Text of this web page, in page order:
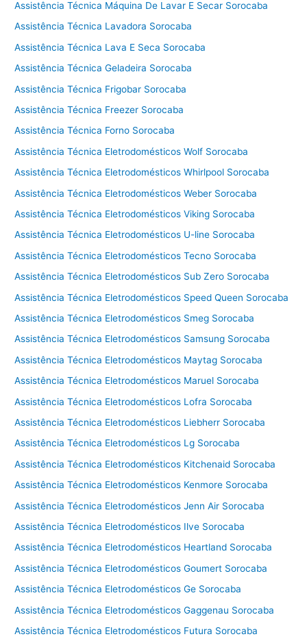
n
a
V
i
n
C
o
t
a
Assistência Técnica Máquina De Lavar E Secar Sorocaba
Assistência Técnica Lavadora Sorocaba
Assistência Técnica Lava E Seca Sorocaba
Assistência Técnica Geladeira Sorocaba
Assistência Técnica Frigobar Sorocaba
Assistência Técnica Freezer Sorocaba
Assistência Técnica Forno Sorocaba
Assistência Técnica Eletrodomésticos Wolf Sorocaba
Assistência Técnica Eletrodomésticos Whirlpool Sorocaba
Assistência Técnica Eletrodomésticos Weber Sorocaba
Assistência Técnica Eletrodomésticos Viking Sorocaba
Assistência Técnica Eletrodomésticos U-line Sorocaba
Assistência Técnica Eletrodomésticos Tecno Sorocaba
Assistência Técnica Eletrodomésticos Sub Zero Sorocaba
Assistência Técnica Eletrodomésticos Speed Queen Sorocaba
Assistência Técnica Eletrodomésticos Smeg Sorocaba
Assistência Técnica Eletrodomésticos Samsung Sorocaba
Assistência Técnica Eletrodomésticos Maytag Sorocaba
Assistência Técnica Eletrodomésticos Maruel Sorocaba
Assistência Técnica Eletrodomésticos Lofra Sorocaba
Assistência Técnica Eletrodomésticos Liebherr Sorocaba
Assistência Técnica Eletrodomésticos Lg Sorocaba
Assistência Técnica Eletrodomésticos Kitchenaid Sorocaba
Assistência Técnica Eletrodomésticos Kenmore Sorocaba
Assistência Técnica Eletrodomésticos Jenn Air Sorocaba
Assistência Técnica Eletrodomésticos Ilve Sorocaba
Assistência Técnica Eletrodomésticos Heartland Sorocaba
Assistência Técnica Eletrodomésticos Goumert Sorocaba
Assistência Técnica Eletrodomésticos Ge Sorocaba
Assistência Técnica Eletrodomésticos Gaggenau Sorocaba
Assistência Técnica Eletrodomésticos Futura Sorocaba